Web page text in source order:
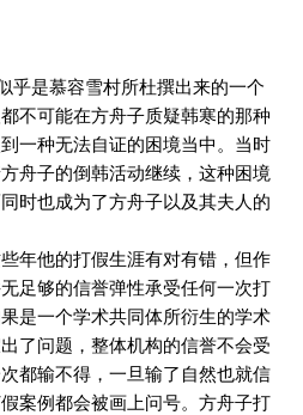
乎是慕容雪村所杜撰出来的一个
不可能在方舟子质疑韩寒的那种
一种无法自证的困境当中。当时
舟子的倒韩活动继续，这种困境
时也成为了方舟子以及其夫人的
年他的打假生涯有对有错，但作
足够的信誉弹性承受任何一次打
是一个学术共同体所衍生的学术
了问题，整体机构的信誉不会受
都输不得，一旦输了自然也就信
案例都会被画上问号。方舟子打